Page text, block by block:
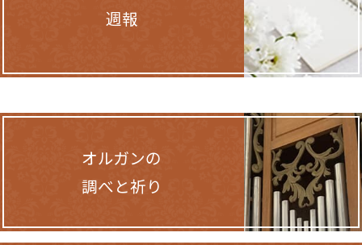
週報
オルガンの
調べと祈り